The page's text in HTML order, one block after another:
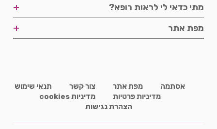
תדירות התקפים
מניעה
מתי כדאי לי לראות רופא? +
ייעוץ
מפת אתר +
אסתמה מפת אתר צור קשר
תנאי שימוש
מדיניות פרטיות
מדיניות cookies
הצהרת נגישות